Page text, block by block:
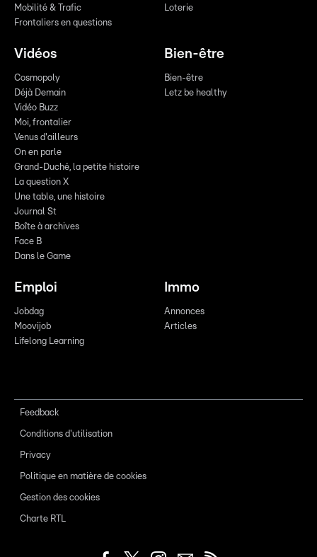
Mobilité & Trafic
Frontaliers en questions
Loterie
Vidéos
Cosmopoly
Déjà Demain
Vidéo Buzz
Moi, frontalier
Venus d'ailleurs
On en parle
Grand-Duché, la petite histoire
La question X
Une table, une histoire
Journal St
Boîte à archives
Face B
Dans le Game
Bien-être
Bien-être
Letz be healthy
Emploi
Jobdag
Moovijob
Lifelong Learning
Immo
Annonces
Articles
Feedback
Conditions d'utilisation
Privacy
Politique en matière de cookies
Gestion des cookies
Charte RTL